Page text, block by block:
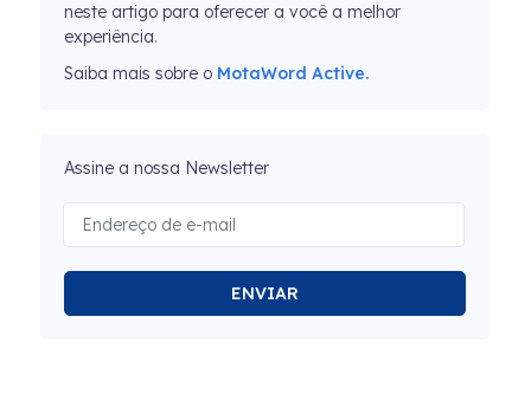
neste artigo para oferecer a você a melhor
experiência.
Saiba mais sobre o MotaWord Active.
Assine a nossa Newsletter
ENVIAR